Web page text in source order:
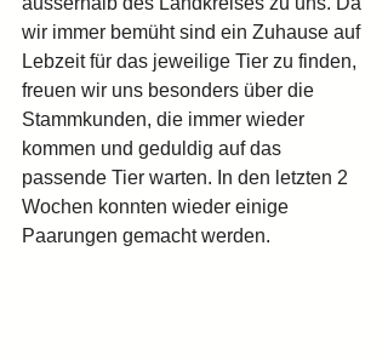
wir immer bemüht sind ein Zuhause auf
Lebzeit für das jeweilige Tier zu finden,
freuen wir uns besonders über die
Stammkunden, die immer wieder
kommen und geduldig auf das
passende Tier warten. In den letzten 2
Wochen konnten wieder einige
Paarungen gemacht werden.